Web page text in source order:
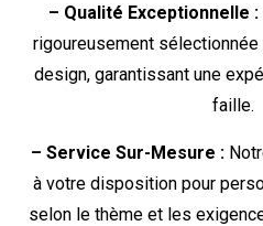
– Qualité Exceptionnelle :
rigoureusement
design, garantissant une
faille.
– Service Sur-Mesure :
à votre disposition pour
selon le thème et les